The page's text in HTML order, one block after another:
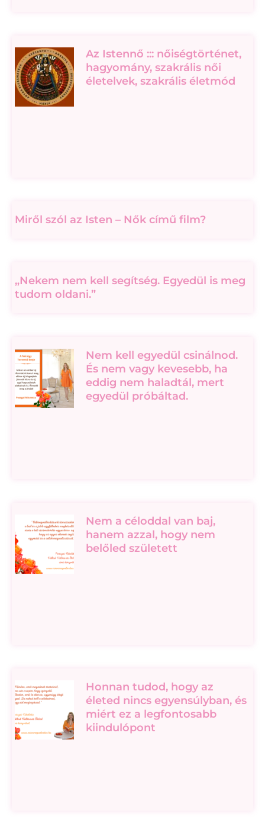
Az Istennő ::: nőiségtörténet,
hagyomány, szakrális női
életelvek, szakrális életmód
Miről szól az Isten – Nők című film?
„Nekem nem kell segítség. Egyedül is meg
tudom oldani.”
Nem kell egyedül csinálnod.
És nem vagy kevesebb, ha
eddig nem haladtál, mert
egyedül próbáltad.
Nem a céloddal van baj,
hanem azzal, hogy nem
belőled született
Honnan tudod, hogy az
életed nincs egyensúlyban, és
miért ez a legfontosabb
kiindulópont